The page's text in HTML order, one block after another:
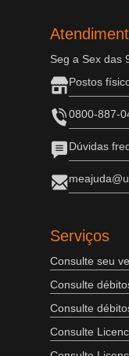
Seg a Sex das
Postos
0800-887-
Dúvidas
Serviços
Consulte seu
Consulte
Consulte
Consulte